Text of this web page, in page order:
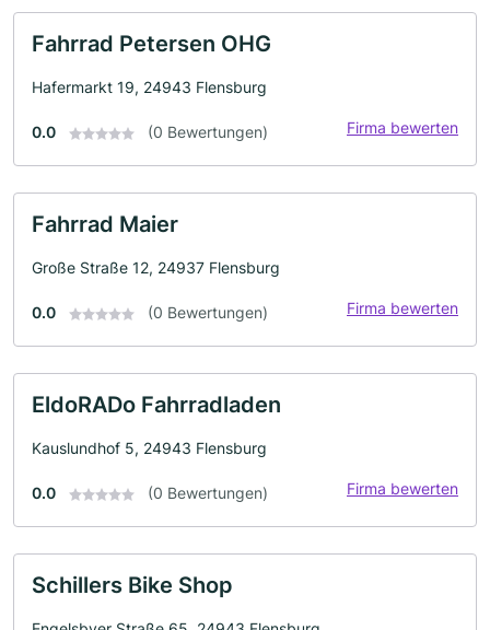
Fahrrad Petersen OHG
Hafermarkt 19, 24943 Flensburg
0.0 (0 Bewertungen) Firma bewerten
Fahrrad Maier
Große Straße 12, 24937 Flensburg
0.0 (0 Bewertungen) Firma bewerten
EldoRADo Fahrradladen
Kauslundhof 5, 24943 Flensburg
0.0 (0 Bewertungen) Firma bewerten
Schillers Bike Shop